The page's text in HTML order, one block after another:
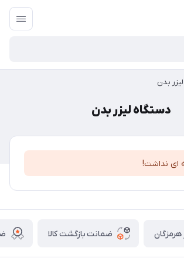
بدن
دستگاه لیزر بدن
ای نداشت!
هرمزگان ضمانت بازگشت کالا